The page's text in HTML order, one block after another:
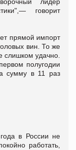
говорит
прямой импорт
вин. То же
слишком удачно.
полугодии
сумму в 11 раз
в России не
работать,